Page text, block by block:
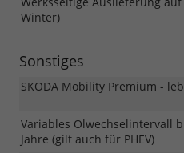
Winter)
Sonstiges
SKODA Mobility Premium -
Variables Ölwechselintervall
Jahre (gilt auch für PHEV)